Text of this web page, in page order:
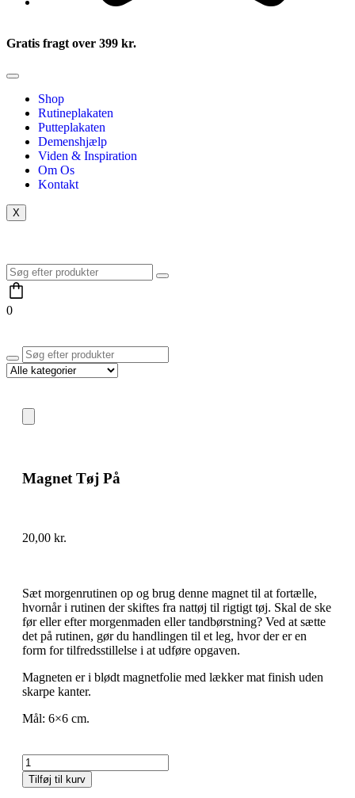
Gratis fragt over 399 kr.
Shop
Rutineplakaten
Putteplakaten
Demenshjælp
Viden & Inspiration
Om Os
Kontakt
X
0
Magnet Tøj På
20,00 kr.
Sæt morgenrutinen op og brug denne magnet til at fortælle,
hvornår i rutinen der skiftes fra nattøj til rigtigt tøj. Skal de ske
før eller efter morgenmaden eller tandbørstning? Ved at sætte
det på rutinen, gør du handlingen til et leg, hvor der er en
form for tilfredsstillelse i at udføre opgaven.
Magneten er i blødt magnetfolie med lækker mat finish uden
skarpe kanter.
Mål: 6×6 cm.
Tilføj til kurv